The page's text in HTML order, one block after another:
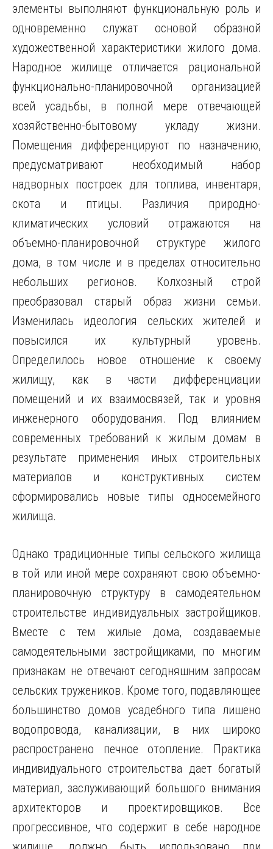
элементы выполняют функциональную роль и
одновременно служат основой образной
художественной характеристики жилого дома.
Народное жилище отличается рациональной
функционально-планировочной организацией
всей усадьбы, в полной мере отвечающей
хозяйственно-бытовому укладу жизни.
Помещения дифференцируют по назначению,
предусматривают необходимый набор
надворных построек для топлива, инвентаря,
скота и птицы. Различия природно-
климатических условий отражаются на
объемно-планировочной структуре жилого
дома, в том числе и в пределах относительно
небольших регионов. Колхозный строй
преобразовал старый образ жизни семьи.
Изменилась идеология сельских жителей и
повысился их культурный уровень.
Определилось новое отношение к своему
жилищу, как в части дифференциации
помещений и их взаимосвязей, так и уровня
инженерного оборудования. Под влиянием
современных требований к жилым домам в
результате применения иных строительных
материалов и конструктивных систем
сформировались новые типы односемейного
жилища.
Однако традиционные типы сельского жилища
в той или иной мере сохраняют свою объемно-
планировочную структуру в самодеятельном
строительстве индивидуальных застройщиков.
Вместе с тем жилые дома, создаваемые
самодеятельными застройщиками, по многим
признакам не отвечают сегодняшним запросам
сельских тружеников. Кроме того, подавляющее
большинство домов усадебного типа лишено
водопровода, канализации, в них широко
распространено печное отопление. Практика
индивидуального строительства дает богатый
материал, заслуживающий большого внимания
архитекторов и проектировщиков. Все
прогрессивное, что содержит в себе народное